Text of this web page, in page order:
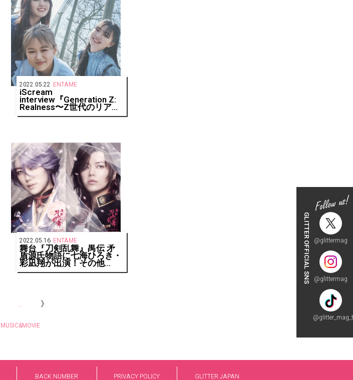
GLITTER OFFICIAL SNS @glittermag
@glittermag
2022.05.22 ENTAME
iScream
interview『Generation Z:
Realness〜Z世代のリア
ル〜』
2022.05.16 ENTAME
舞台『刀剣乱舞』禺伝 矛
盾源氏物語に七海ひろき・
彩凪翔が出演！その他
2023年以降のラインナッ
... 》
MUSIC&MOVIE
BACK NUMBER PRIVACY POLICY GLITTER JAPAN